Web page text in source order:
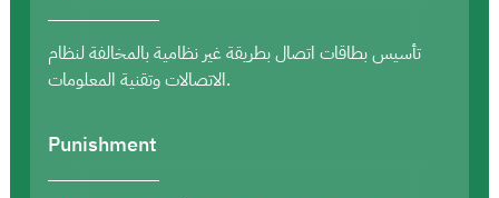
تأسيس بطاقات اتصال بطريقة غير نظامية بالمخالفة لنظام
الاتصالات وتقنية المعلومات.
Punishment